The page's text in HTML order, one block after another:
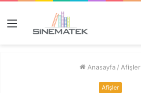
Anasayfa / Afişler
Afişler